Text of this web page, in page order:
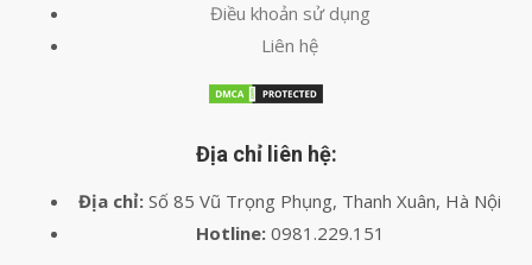
Điều khoản sử dụng
Liên hệ
Địa chỉ liên hệ:
Địa chỉ: Số 85 Vũ Trọng Phụng, Thanh Xuân, Hà Nội
Hotline:0981.229.151